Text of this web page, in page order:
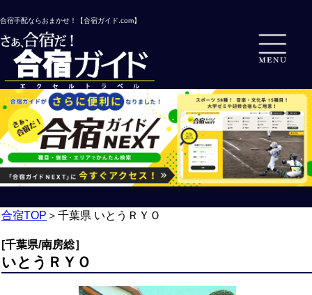
合宿手配ならおまかせ！【合宿ガイド.com】
合宿TOP ＞ 千葉県 いとうＲＹＯ
[千葉県/南房総］
いとうＲＹＯ